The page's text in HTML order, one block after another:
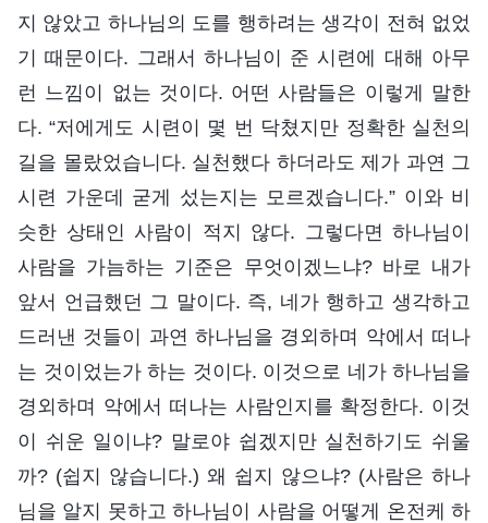
지 않았고 하나님의 도를 행하려는 생각이 전혀 없었
기 때문이다. 그래서 하나님이 준 시련에 대해 아무
런 느낌이 없는 것이다. 어떤 사람들은 이렇게 말한
다. “저에게도 시련이 몇 번 닥쳤지만 정확한 실천의
길을 몰랐었습니다. 실천했다 하더라도 제가 과연 그
시련 가운데 굳게 섰는지는 모르겠습니다.” 이와 비
슷한 상태인 사람이 적지 않다. 그렇다면 하나님이
사람을 가늠하는 기준은 무엇이겠느냐? 바로 내가
앞서 언급했던 그 말이다. 즉, 네가 행하고 생각하고
드러낸 것들이 과연 하나님을 경외하며 악에서 떠나
는 것이었는가 하는 것이다. 이것으로 네가 하나님을
경외하며 악에서 떠나는 사람인지를 확정한다. 이것
이 쉬운 일이냐? 말로야 쉽겠지만 실천하기도 쉬울
까? (쉽지 않습니다.) 왜 쉽지 않으냐? (사람은 하나
님을 알지 못하고 하나님이 사람을 어떻게 온전케 하